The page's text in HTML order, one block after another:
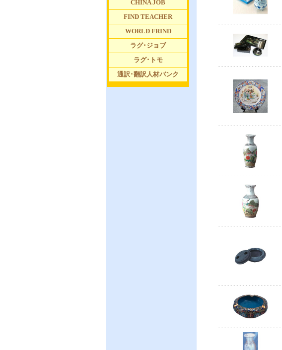
CHINA JOB
FIND TEACHER
WORLD FRIND
ラグ･ジョブ
ラグ･トモ
通訳･翻訳人材バンク